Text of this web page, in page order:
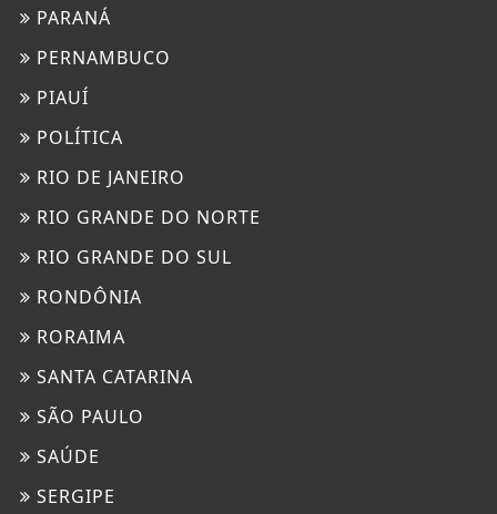
PARANÁ
PERNAMBUCO
PIAUÍ
POLÍTICA
RIO DE JANEIRO
RIO GRANDE DO NORTE
RIO GRANDE DO SUL
RONDÔNIA
RORAIMA
SANTA CATARINA
SÃO PAULO
SAÚDE
SERGIPE